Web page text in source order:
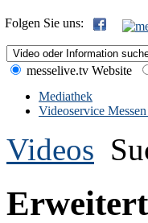
Folgen Sie uns:
messelive.tv Website
Mediathek
Videoservice
Videos